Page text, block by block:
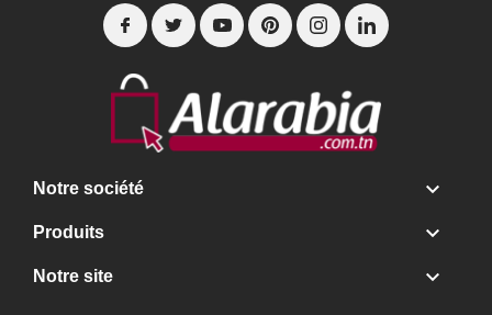
Notre société 
Produits 
Notre site 